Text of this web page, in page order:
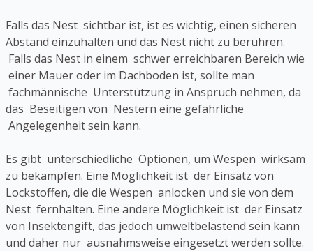
Falls das Nest sichtbar ist, ist es wichtig, einen sicheren
Abstand einzuhalten und das Nest nicht zu berühren.
Falls das Nest in einem schwer erreichbaren Bereich wie
einer Mauer oder im Dachboden ist, sollte man
fachmännische Unterstützung in Anspruch nehmen, da
das Beseitigen von Nestern eine gefährliche
Angelegenheit sein kann.
Es gibt unterschiedliche Optionen, um Wespen wirksam
zu bekämpfen. Eine Möglichkeit ist der Einsatz von
Lockstoffen, die die Wespen anlocken und sie von dem
Nest fernhalten. Eine andere Möglichkeit ist der Einsatz
von Insektengift, das jedoch umweltbelastend sein kann
und daher nur ausnahmsweise eingesetzt werden sollte.